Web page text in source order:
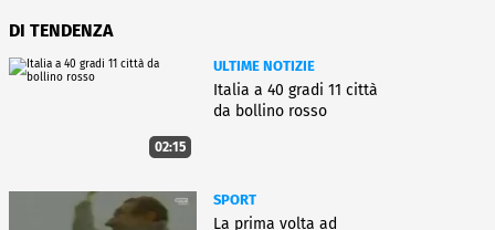
DI TENDENZA
02:15
ULTIME NOTIZIE
Italia a 40 gradi 11 città
da bollino rosso
SPORT
La prima volta ad